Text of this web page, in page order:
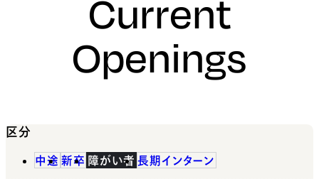
Current
Openings
区分
中途 新卒 障がい者 長期インターン